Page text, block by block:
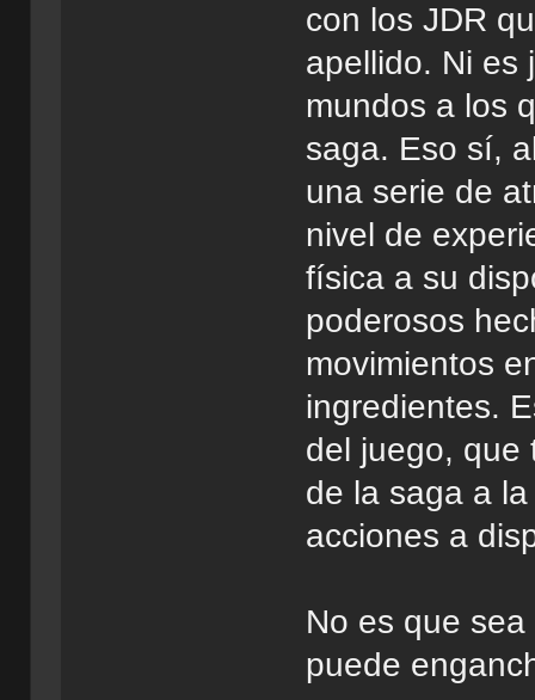
con los JDR
apellido. Ni es
mundos a los
saga. Eso sí,
una serie de
nivel de
física a su
poderosos
movimientos
ingredientes.
del juego, que
de la saga a
acciones a
No es que
puede